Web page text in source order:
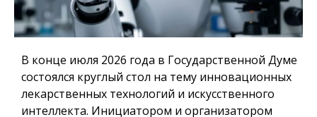
В конце июля 2026 года в Государственной Думе
состоялся круглый стол на тему инновационных
лекарственных технологий и искусственного
интеллекта. Инициатором и организатором